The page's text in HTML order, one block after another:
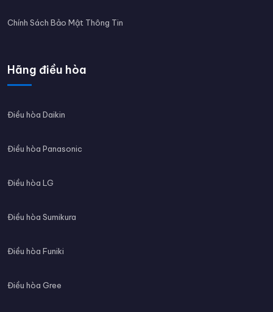
Chính Sách Bảo Mật Thông Tin
Hãng điều hòa
Điều hòa Daikin
Điều hòa Panasonic
Điều hòa LG
Điều hòa Sumikura
Điều hòa Funiki
Điều hòa Gree